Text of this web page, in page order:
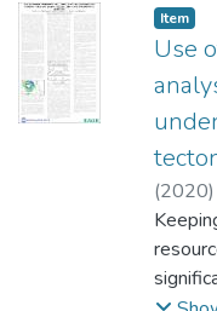
таким
Item
Use
(2020)
A.;
V.;